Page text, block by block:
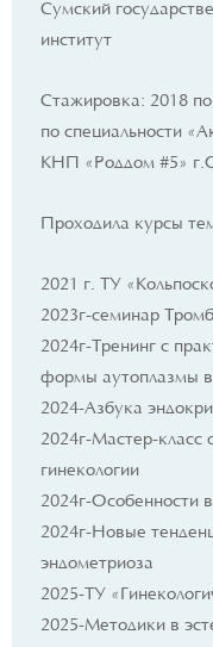
Сумский
институт
Стажировка: 2018 по
по специальности
КНП «Роддом #5»
Проходила курсы
2021 г. ТУ
2023г-семинар
2024г-Тренинг с
формы аутоплазмы в
2024-Азбука
2024г-Мастер-класс
гинекологии
2024г-Особенности
2024г-Новые
эндометриоза
2025-ТУ
2025-Методики в